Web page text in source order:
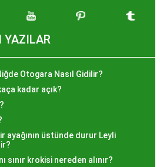
damaklarda unutulmaz
İstanbul'da popüler
bu eşsiz lezzetin herkesi
dokunuşlarla
İstanbul'da
yerel işletme ve
YAZILAR
Otogara Nasıl Gidilir?
kadar açık?
ayağının üstünde durur Leyli
sınır krokisi nereden alınır?